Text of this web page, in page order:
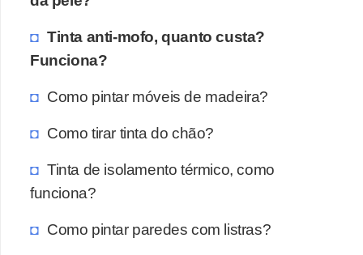
Tinta anti-mofo, quanto custa?
Funciona?
Como pintar móveis de madeira?
Como tirar tinta do chão?
Tinta de isolamento térmico, como
funciona?
Como pintar paredes com listras?